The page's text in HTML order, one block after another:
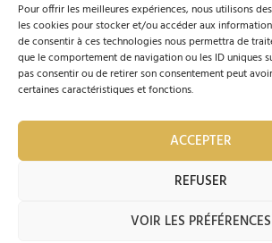
Pour offrir les meilleures expériences, nous utilisons
les cookies pour stocker et/ou accéder aux
de consentir à ces technologies nous permettra de
que le comportement de navigation ou les ID uniques
pas consentir ou de retirer son consentement peut
certaines caractéristiques et fonctions.
ACCEPTER
REFUSER
VOIR LES PRÉFÉRENCES
Ordre des Compagnons
du Beaujolais
47 Passage de
l'Ancienne Mairie
69400 VILLEFRANCHE-
SUR-SAÔNE
04 74 60
54 81
Je mets à jour mes coordonnées :
© 2023 Ordre des